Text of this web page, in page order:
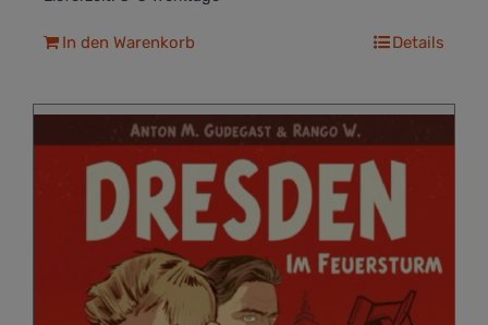
In den Warenkorb Details